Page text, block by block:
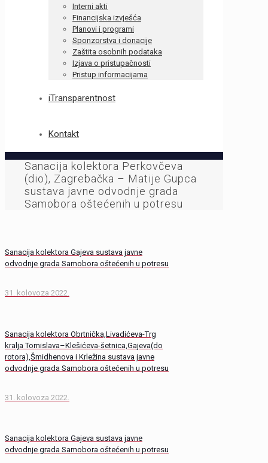
Interni akti
Financijska izvješća
Planovi i programi
Sponzorstva i donacije
Zaštita osobnih podataka
Izjava o pristupačnosti
Pristup informacijama
iTransparentnost
Kontakt
Sanacija kolektora Perkovčeva
(dio), Zagrebačka – Matije Gupca
sustava javne odvodnje grada
Samobora oštećenih u potresu
Sanacija kolektora Gajeva sustava javne
odvodnje grada Samobora oštećenih u potresu
31. kolovoza 2022.
Sanacija kolektora Obrtnička,Livadićeva-Trg
kralja Tomislava–Klešićeva-šetnica,Gajeva(do
rotora),Šmidhenova i Krležina sustava javne
odvodnje grada Samobora oštećenih u potresu
31. kolovoza 2022.
Sanacija kolektora Gajeva sustava javne
odvodnje grada Samobora oštećenih u potresu